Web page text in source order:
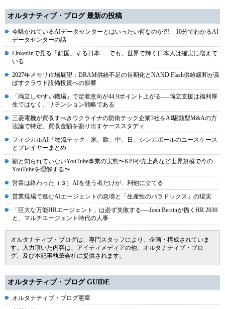
オルタナティブ・ブログ 最新の投稿
今騒がれているAIデータセンターとはいったい何なのか?!! 10分でわかるAI
データセンターの話
LinkedInで見る「鎖国」する日本 ― でも、世界で輝く日本人は確実に増えて
いる
2027年メモリ市場展望：DRAM供給不足の長期化とNAND Flash供給緩和が及
ぼすクラウド設備投資への影響
「両立しやすい職場」で定着意向が44.9ポイント上がる----両立支援は福利厚
生ではなく、リテンション戦略である
三菱電機が買収すべきウクライナの防衛テック企業3社をAI駆動型M&Aの方
法論で特定、買収金額を割り出すケーススタディ
フィジカルAI「物流テック」米、欧、中、日、シンガポールのユースケース
とプレイヤーまとめ
割と知られていないYouTube事業の実態〜KPIや売上高など世界規模で今の
YouTubeを理解する〜
営業は終わった（３）AIを使う者だけが、利他に立てる
営業現場で進むAIエージェントの急増と「生産性のパラドックス」の現実
「巨大な万能HRエージェント」は必ず失敗する----Josh Bersinが描くHR 2030
と、マルチエージェント時代の人事
オルタナティブ・ブログは、専門スタッフにより、企画・構成されていま
す。入力頂いた内容は、アイティメディアの他、オルタナティブ・ブロ
グ、及び本記事執筆会社に提供されます。
オルタナティブ・ブログ GUIDE
オルタナティブ・ブログ憲章